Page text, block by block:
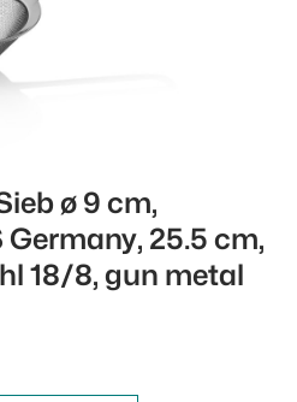
9 cm,
Germany, 25.5 cm,
18/8, gun metal